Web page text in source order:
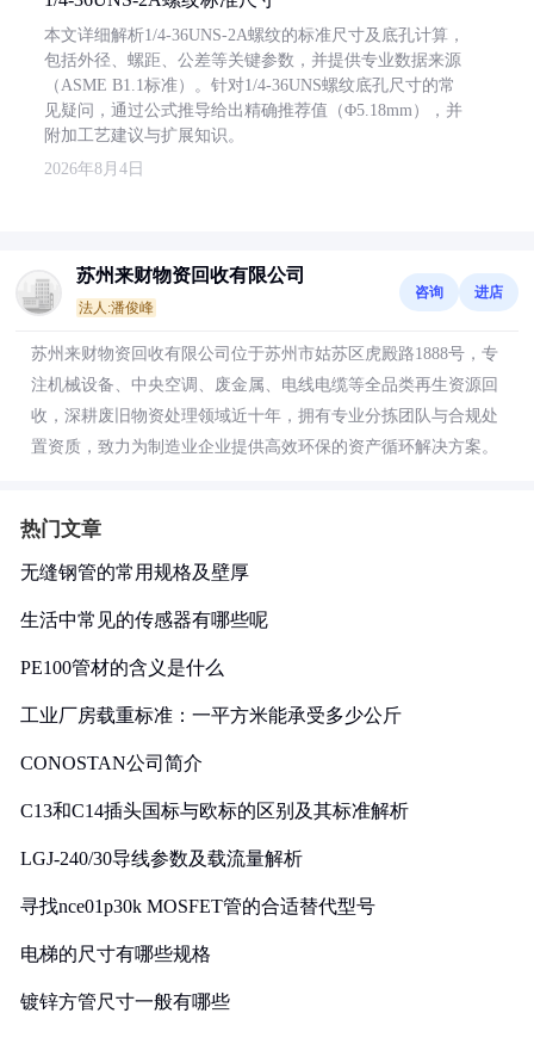
本文详细解析1/4-36UNS-2A螺纹的标准尺寸及底孔计算，
包括外径、螺距、公差等关键参数，并提供专业数据来源
（ASME B1.1标准）。针对1/4-36UNS螺纹底孔尺寸的常
见疑问，通过公式推导给出精确推荐值（Φ5.18mm），并
附加工艺建议与扩展知识。
2026年8月4日
苏州来财物资回收有限公司
法人:潘俊峰
咨询 进店
苏州来财物资回收有限公司位于苏州市姑苏区虎殿路1888号，专
注机械设备、中央空调、废金属、电线电缆等全品类再生资源回
收，深耕废旧物资处理领域近十年，拥有专业分拣团队与合规处
置资质，致力为制造业企业提供高效环保的资产循环解决方案。
热门文章
无缝钢管的常用规格及壁厚
生活中常见的传感器有哪些呢
PE100管材的含义是什么
工业厂房载重标准：一平方米能承受多少公斤
CONOSTAN公司简介
C13和C14插头国标与欧标的区别及其标准解析
LGJ-240/30导线参数及载流量解析
寻找nce01p30k MOSFET管的合适替代型号
电梯的尺寸有哪些规格
镀锌方管尺寸一般有哪些